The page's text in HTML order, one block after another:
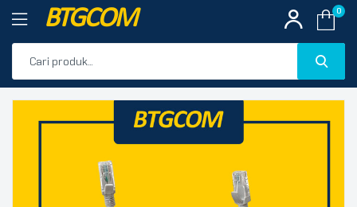
BTGCOM 0
PRODUK UNGGULAN
PRODUK TERBARU
🔍